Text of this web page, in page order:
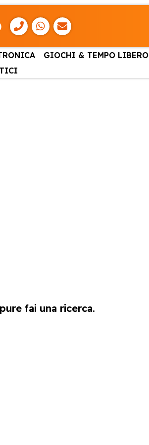
GIOCHI & TEMPO LIBERO
fai una ricerca.